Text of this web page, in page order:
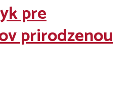
pre
prirodzenou